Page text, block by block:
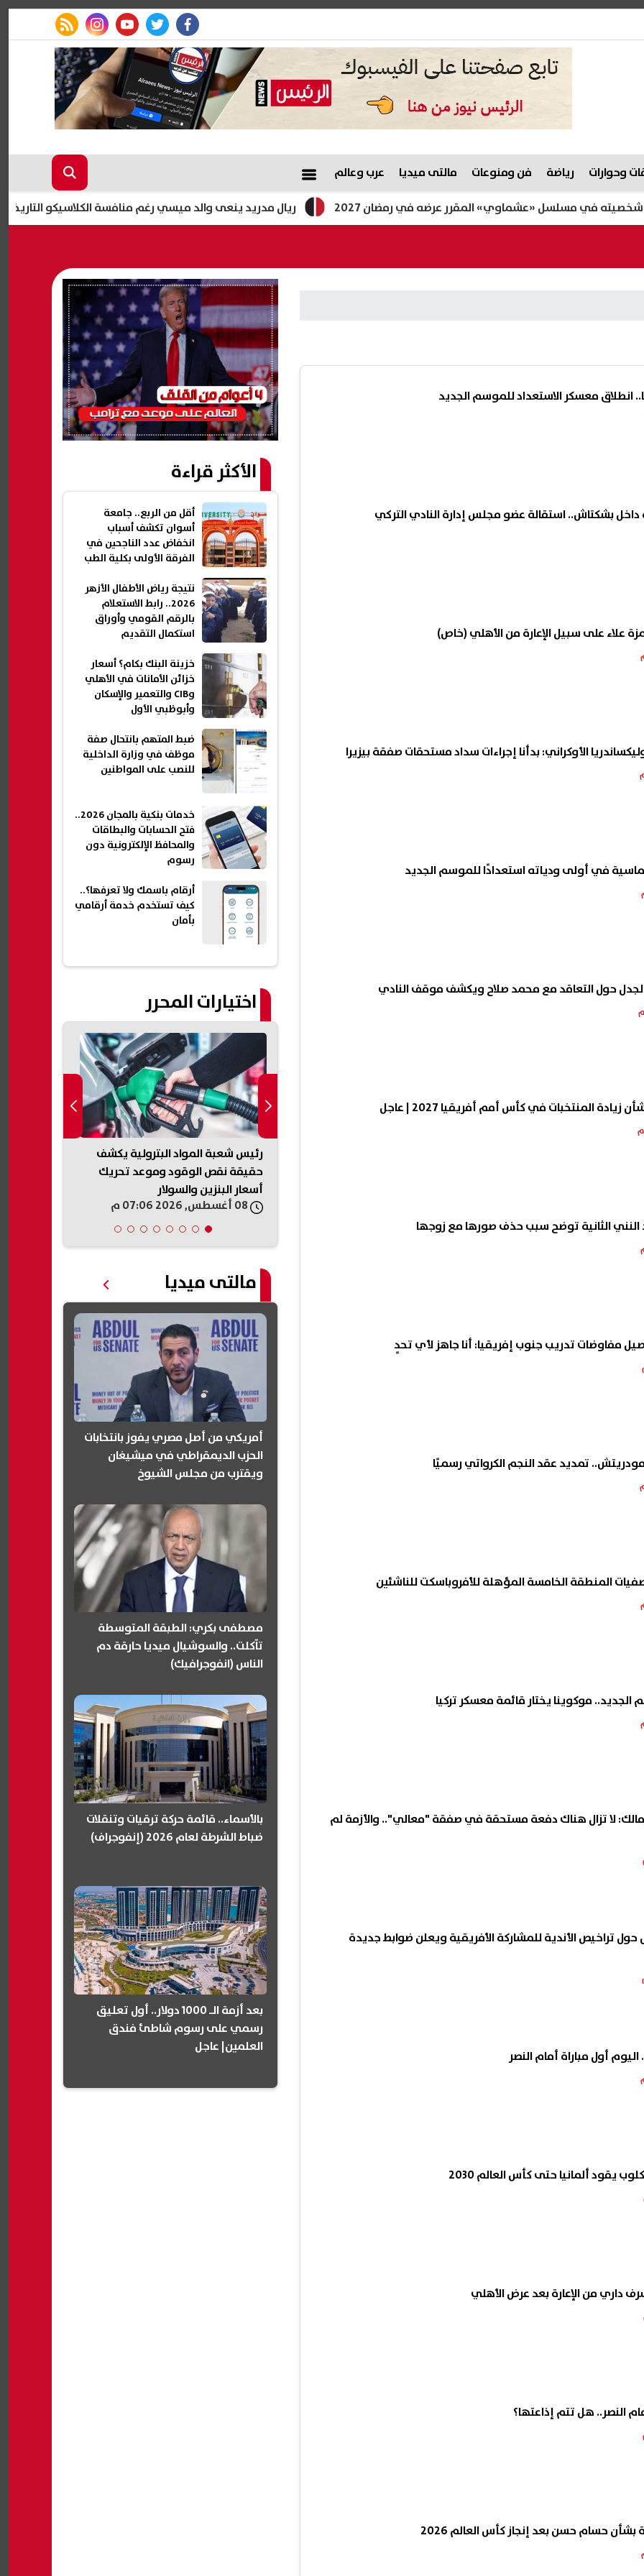
facebook
twitter
youtube
instagram
rss feed
وحوارات رياضة فن ومنوعات مالتى ميديا عرب وعالم
ريال مدريد ينعى والد ميسي رغم منافسة الكلاسيكو التاريخية «عشماوي» المقرر عرضه في رمضان 2027
انطلاق معسكر الاستعداد للموسم الجديد
بشكتاش.. استقالة عضو مجلس إدارة النادي التركي
علاء على سبيل الإعارة من الأهلي (خاص)
الأوكراني: بدأنا إجراءات سداد مستحقات صفقة بيزيرا
في أولى ودياته استعدادًا للموسم الجديد
حول التعاقد مع محمد صلاح ويكشف موقف النادي
المنتخبات في كأس أمم أفريقيا 2027 | عاجل
الثانية توضح سبب حذف صورها مع زوجها
مفاوضات تدريب جنوب إفريقيا: أنا جاهز لأي تحدٍ
تمديد عقد النجم الكرواتي رسميًا
المنطقة الخامسة المؤهلة للأفروباسكت للناشئين
موكوينا يختار قائمة معسكر تركيا
لا تزال هناك دفعة مستحقة في صفقة "معالي".. والأزمة لم
حول تراخيص الأندية للمشاركة الأفريقية ويعلن ضوابط جديدة
أول مباراة أمام النصر
يقود ألمانيا حتى كأس العالم 2030
من الإعارة بعد عرض الأهلي
النصر.. هل تتم إذاعتها؟
بشأن حسام حسن بعد إنجاز كأس العالم 2026
الأكثر قراءة
أقل من الربع.. جامعة
أسوان تكشف أسباب
انخفاض عدد الناجحين في
الفرقة الأولى بكلية الطب
نتيجة رياض الأطفال الأزهر
2026.. رابط الاستعلام
بالرقم القومي وأوراق
استكمال التقديم
خزينة البنك بكام؟ أسعار
خزائن الأمانات في الأهلي
وCIB والتعمير والإسكان
وأبوظبي الأول
ضبط المتهم بانتحال صفة
موظف في وزارة الداخلية
للنصب على المواطنين
خدمات بنكية بالمجان 2026..
فتح الحسابات والبطاقات
والمحافظ الإلكترونية دون
رسوم
أرقام باسمك ولا تعرفها؟..
كيف تستخدم خدمة أرقامي
بأمان
اختيارات المحرر
رئيس شعبة المواد البترولية يكشف
حقيقة نقص الوقود وموعد تحريك
أسعار البنزين والسولار
مالتى ميديا
أمريكي من أصل مصري يفوز بانتخابات
الحزب الديمقراطي في ميشيغان
ويقترب من مجلس الشيوخ
مصطفى بكري: الطبقة المتوسطة
تآكلت.. والسوشيال ميديا حارقة دم
الناس (انفوجرافيك)
بالأسماء.. قائمة حركة ترقيات وتنقلات
ضباط الشرطة لعام 2026 (إنفوجراف)
بعد أزمة الـ 1000 دولار.. أول تعليق
رسمي على رسوم شاطئ فندق
العلمين| عاجل